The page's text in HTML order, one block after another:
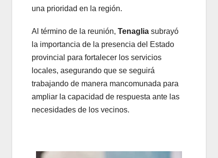
una prioridad en la región.
Al término de la reunión, Tenaglia subrayó
la importancia de la presencia del Estado
provincial para fortalecer los servicios
locales, asegurando que se seguirá
trabajando de manera mancomunada para
ampliar la capacidad de respuesta ante las
necesidades de los vecinos.